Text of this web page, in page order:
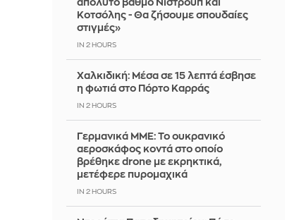
απόλυτο βαθμό Νίστρουπ και
Κοτσόλης - Θα ζήσουμε σπουδαίες
στιγμές»
IN 2 HOURS
Χαλκιδική: Μέσα σε 15 λεπτά έσβησε
η φωτιά στο Πόρτο Καρράς
IN 2 HOURS
Γερμανικά ΜΜΕ: Το ουκρανικό
αεροσκάφος κοντά στο οποίο
βρέθηκε drone με εκρηκτικά,
μετέφερε πυρομαχικά
IN 2 HOURS